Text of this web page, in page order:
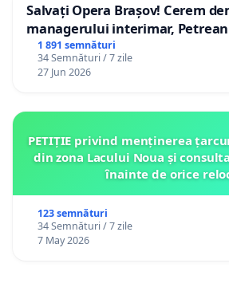
Salvați Opera Brașov! Cerem
managerului interimar,
1 891 semnături
34 Semnături / 7 zile
27 Jun 2026
PETIȚIE privind menținerea
din zona Lacului Noua și
înainte de orice
123 semnături
34 Semnături / 7 zile
7 May 2026